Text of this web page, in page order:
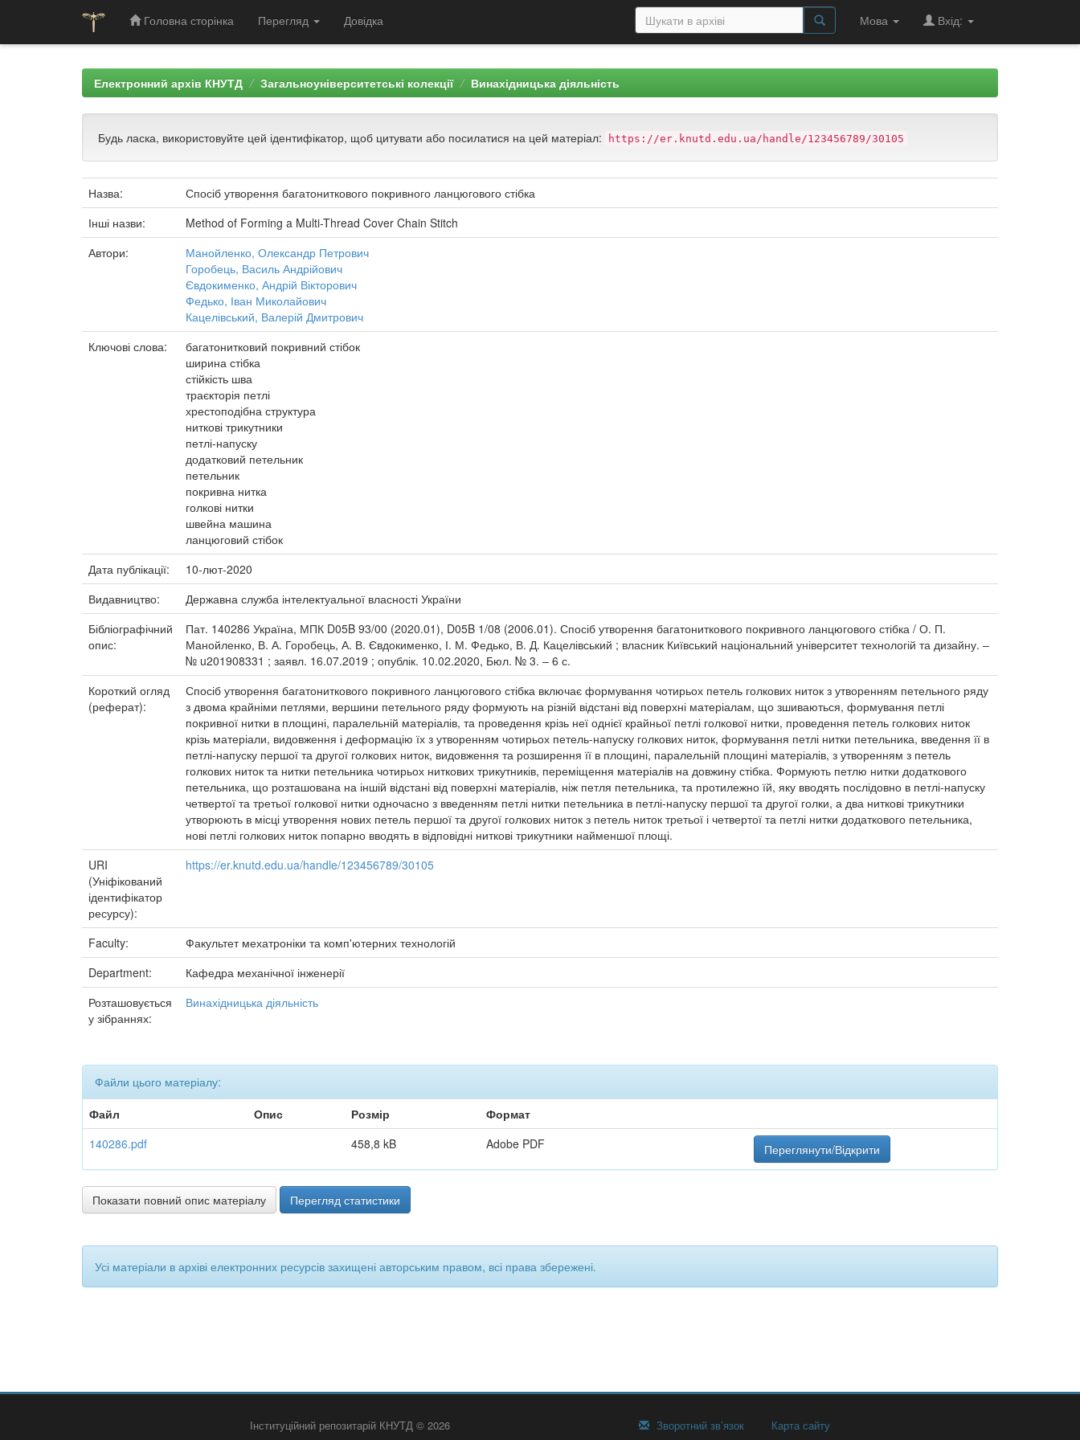
Головна сторінка Перегляд Довідка Мова Вхід:
Електронний архів КНУТД Загальноуніверситетські колекції Винахідницька діяльність
Будь ласка, використовуйте цей ідентифікатор, щоб цитувати або посилатися на цей матеріал: https://er.knutd.edu.ua/handle/123456789/30105
Назва:
Спосіб утворення багатониткового покривного ланцюгового стібка
Інші назви:
Method of Forming a Multi-Thread Cover Chain Stitch
Автори:
Манойленко, Олександр Петрович
Горобець, Василь Андрійович
Євдокименко, Андрій Вікторович
Федько, Іван Миколайович
Кацелівський, Валерій Дмитрович
Ключові слова:
багатонитковий покривний стібок
ширина стібка
стійкість шва
траєкторія петлі
хрестоподібна структура
ниткові трикутники
петлі-напуску
додатковий петельник
петельник
покривна нитка
голкові нитки
швейна машина
ланцюговий стібок
Дата публікації:
10-лют-2020
Видавництво:
Державна служба інтелектуальної власності України
Бібліографічний
опис:
Пат. 140286 Україна, МПК D05B 93/00 (2020.01), D05B 1/08 (2006.01). Спосіб утворення багатониткового покривного ланцюгового стібка / О. П.
Манойленко, В. А. Горобець, А. В. Євдокименко, І. М. Федько, В. Д. Кацелівський ; власник Київський національний університет технологій та дизайну. –
№ u201908331 ; заявл. 16.07.2019 ; опублік. 10.02.2020, Бюл. № 3. – 6 с.
Короткий огляд
(реферат):
Спосіб утворення багатониткового покривного ланцюгового стібка включає формування чотирьох петель голкових ниток з утворенням петельного ряду
з двома крайніми петлями, вершини петельного ряду формують на різній відстані від поверхні матеріалам, що зшиваються, формування петлі
покривної нитки в площині, паралельній матеріалів, та проведення крізь неї однієї крайньої петлі голкової нитки, проведення петель голкових ниток
крізь матеріали, видовження і деформацію їх з утворенням чотирьох петель-напуску голкових ниток, формування петлі нитки петельника, введення її в
петлі-напуску першої та другої голкових ниток, видовження та розширення її в площині, паралельній площині матеріалів, з утворенням з петель
голкових ниток та нитки петельника чотирьох ниткових трикутників, переміщення матеріалів на довжину стібка. Формують петлю нитки додаткового
петельника, що розташована на іншій відстані від поверхні матеріалів, ніж петля петельника, та протилежно їй, яку вводять послідовно в петлі-напуску
четвертої та третьої голкової нитки одночасно з введенням петлі нитки петельника в петлі-напуску першої та другої голки, а два ниткові трикутники
утворюють в місці утворення нових петель першої та другої голкових ниток з петель ниток третьої і четвертої та петлі нитки додаткового петельника,
нові петлі голкових ниток попарно вводять в відповідні ниткові трикутники найменшої площі.
URI
(Уніфікований
ідентифікатор
ресурсу):
https://er.knutd.edu.ua/handle/123456789/30105
Faculty:
Факультет мехатроніки та комп'ютерних технологій
Department:
Кафедра механічної інженерії
Розташовується
у зібраннях:
Винахідницька діяльність
Файли цього матеріалу:
Файл
Опис Розмір
Формат
140286.pdf
458,8 kB Adobe PDF Переглянути/Відкрити
Показати повний опис матеріалу Перегляд статистики
Усі матеріали в архіві електронних ресурсів захищені авторським правом, всі права збережені.
Інституційний репозитарій КНУТД © 2026 Зворотний зв’язок Карта сайту